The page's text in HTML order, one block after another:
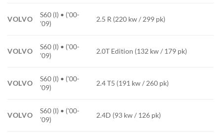
VOLVO
S60 (I) • ('00-
'09)
2.5 R (220 kw / 299 pk)
VOLVO
S60 (I) • ('00-
'09)
2.0T Edition (132 kw / 179 pk)
VOLVO
S60 (I) • ('00-
'09)
2.4 T5 (191 kw / 260 pk)
VOLVO
S60 (I) • ('00-
'09)
2.4D (93 kw / 126 pk)